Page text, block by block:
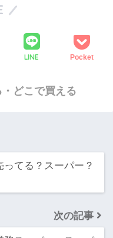
LINE Pocket
どこで買える
てる？スーパー？
次の記事